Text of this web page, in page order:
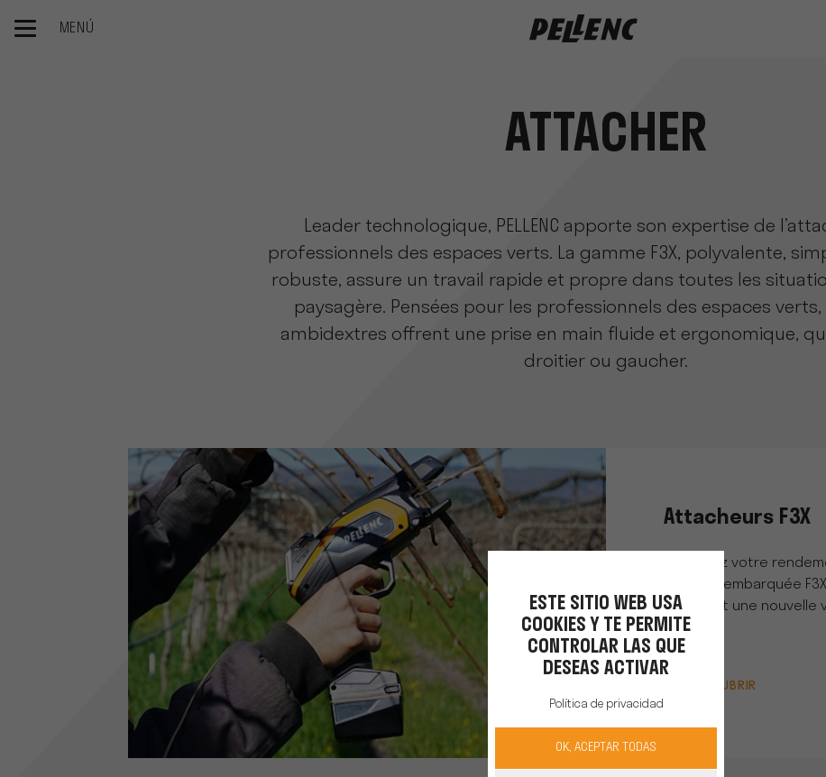
MENÚ
ATTACHER
Leader technologique, PELLENC apporte son expertise de
professionnels des espaces verts. La gamme F3X, polyvalente,
robuste, assure un travail rapide et propre dans toutes les
paysagère. Pensées pour les professionnels des espaces verts,
ambidextres offrent une prise en main ﬂuide et ergonomique,
droitier ou gaucher.
Attacheurs F3X
Optimisez votre
batterie embarquée
incarnent une nouvelle
DESCUBRIR
ESTE SITIO WEB USA
COOKIES Y TE PERMITE
CONTROLAR LAS QUE
DESEAS ACTIVAR
Política de privacidad
OK, ACEPTAR TODAS